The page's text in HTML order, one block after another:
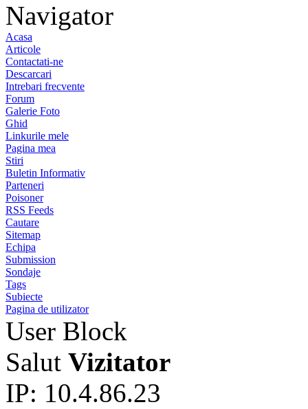
Navigator
Acasa
Articole
Contactati-ne
Descarcari
Intrebari frecvente
Forum
Galerie Foto
Ghid
Linkurile mele
Pagina mea
Stiri
Buletin Informativ
Parteneri
Poisoner
RSS Feeds
Cautare
Sitemap
Echipa
Submission
Sondaje
Tags
Subiecte
Pagina de utilizator
User Block
Salut Vizitator
IP: 10.4.86.23